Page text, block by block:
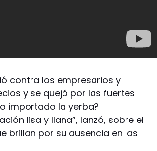
contra los empresarios y
y se quejó por las fuertes
importado la yerba?
lisa y llana”, lanzó, sobre el
brillan por su ausencia en las